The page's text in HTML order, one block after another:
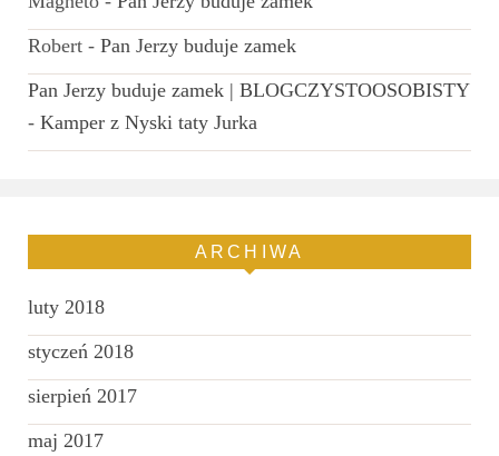
Robert - Pan Jerzy buduje zamek
Pan Jerzy buduje zamek | BLOGCZYSTOOSOBISTY
- Kamper z Nyski taty Jurka
ARCHIWA
luty 2018
styczeń 2018
sierpień 2017
maj 2017